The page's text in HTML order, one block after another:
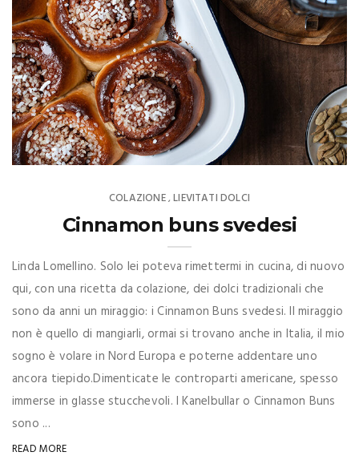
COLAZIONE,LIEVITATI DOLCI
Cinnamon buns svedesi
Linda Lomellino. Solo lei poteva rimettermi in cucina, di nuovo
qui, con una ricetta da colazione, dei dolci tradizionali che
sono da anni un miraggio: i Cinnamon Buns svedesi. Il miraggio
non è quello di mangiarli, ormai si trovano anche in Italia, il mio
sogno è volare in Nord Europa e poterne addentare uno
ancora tiepido.Dimenticate le controparti americane, spesso
immerse in glasse stucchevoli. I Kanelbullar o Cinnamon Buns
sono ...
READ MORE